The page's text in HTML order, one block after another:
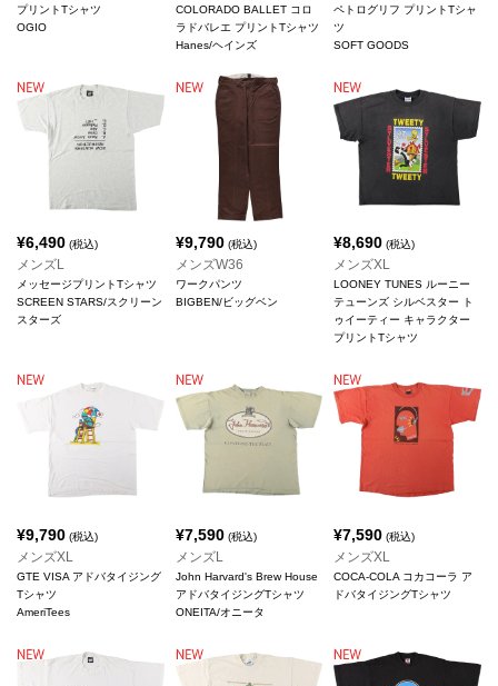
プリントTシャツ
OGIO
COLORADO BALLET コロ
ラドバレエ プリントTシャツ
Hanes/ヘインズ
ペトログリフ プリントTシャ
ツ
SOFT GOODS
¥6,490 (税込)
メンズL
メッセージプリントTシャツ
SCREEN STARS/スクリーン
スターズ
¥9,790(税込)
メンズW36
ワークパンツ
BIGBEN/ビッグベン
¥8,690 (税込)
メンズXL
LOONEY TUNES ルーニー
テューンズ シルベスター ト
ゥイーティー キャラクター
プリントTシャツ
¥9,790 (税込)
メンズXL
GTE VISA アドバタイジング
Tシャツ
AmeriTees
¥7,590(税込)
メンズL
John Harvard's Brew House
アドバタイジングTシャツ
ONEITA/オニータ
¥7,590 (税込)
メンズXL
COCA-COLA コカコーラ ア
ドバタイジングTシャツ